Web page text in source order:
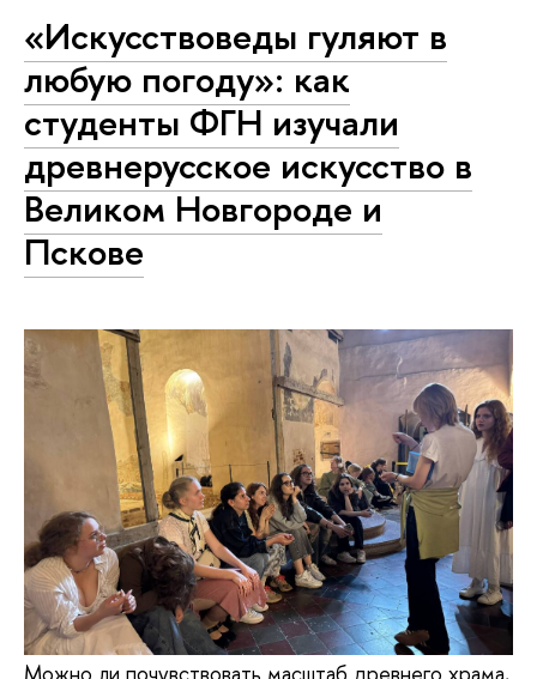
«Искусствоведы гуляют в
любую погоду»: как
студенты ФГН изучали
древнерусское искусство в
Великом Новгороде и
Пскове